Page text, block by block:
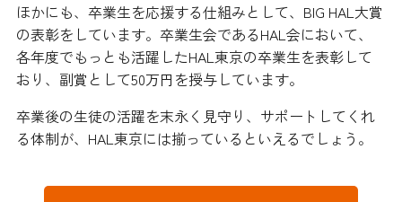
ほかにも、卒業生を応援する仕組みとして、BIG HAL大賞
の表彰をしています。卒業生会であるHAL会において、
各年度でもっとも活躍したHAL東京の卒業生を表彰して
おり、副賞として50万円を授与しています。
卒業後の生徒の活躍を末永く見守り、サポートしてくれ
る体制が、HAL東京には揃っているといえるでしょう。